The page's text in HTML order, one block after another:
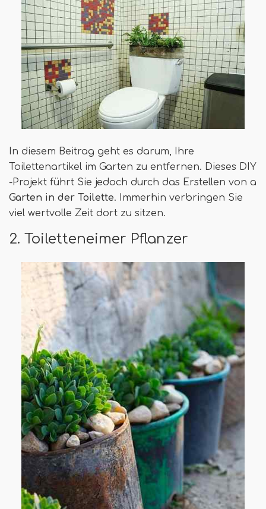
In diesem Beitrag geht es darum, Ihre
Toilettenartikel im Garten zu entfernen. Dieses DIY
-Projekt führt Sie jedoch durch das Erstellen von a
Garten in der Toilette. Immerhin verbringen Sie
viel wertvolle Zeit dort zu sitzen.
2. Toiletteneimer Pflanzer